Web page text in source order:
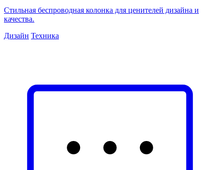
Стильная беспроводная колонка для ценителей дизайна и
качества.
Дизайн Техника